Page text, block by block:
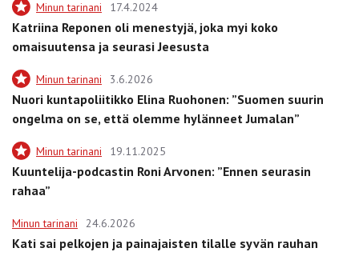
Minun tarinani 17.4.2024
Katriina Reponen oli menestyjä, joka myi koko
omaisuutensa ja seurasi Jeesusta
Minun tarinani 3.6.2026
Nuori kuntapoliitikko Elina Ruohonen: ”Suomen suurin
ongelma on se, että olemme hylänneet Jumalan”
Minun tarinani 19.11.2025
Kuuntelija-podcastin Roni Arvonen: ”Ennen seurasin
rahaa”
Minun tarinani 24.6.2026
Kati sai pelkojen ja painajaisten tilalle syvän rauhan